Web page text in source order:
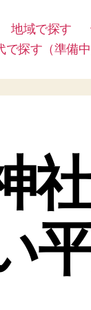
地域で探す
で探す（準備中